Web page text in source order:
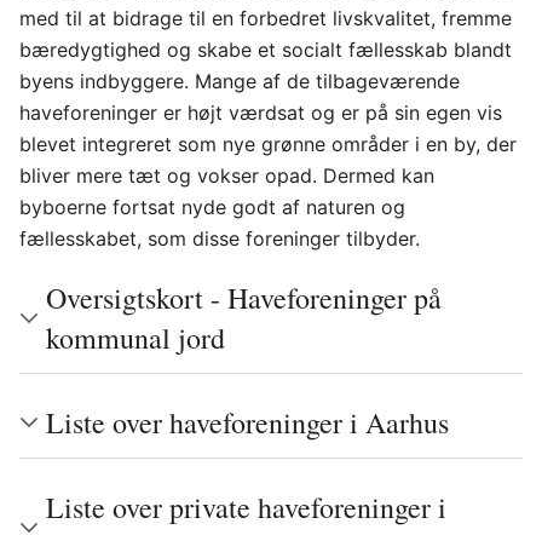
med til at bidrage til en forbedret livskvalitet, fremme
bæredygtighed og skabe et socialt fællesskab blandt
byens indbyggere. Mange af de tilbageværende
haveforeninger er højt værdsat og er på sin egen vis
blevet integreret som nye grønne områder i en by, der
bliver mere tæt og vokser opad. Dermed kan
byboerne fortsat nyde godt af naturen og
fællesskabet, som disse foreninger tilbyder.
Oversigtskort - Haveforeninger på
kommunal jord
Liste over haveforeninger i Aarhus
Liste over private haveforeninger i